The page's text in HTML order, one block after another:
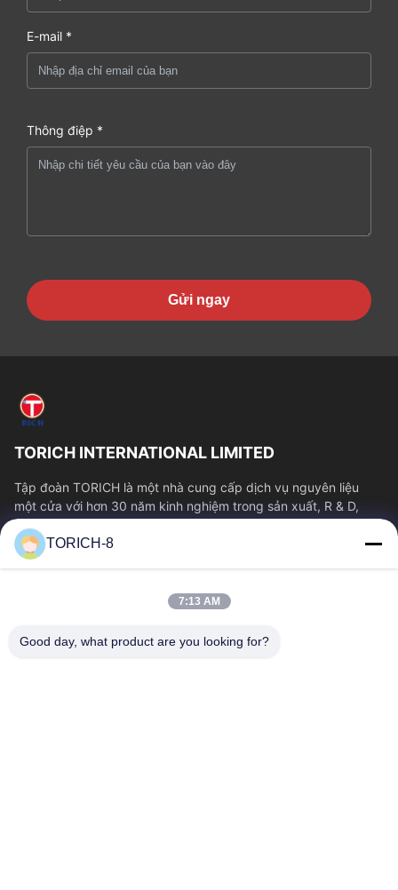
E-mail *
Thông điệp *
Gửi ngay
TORICH INTERNATIONAL LIMITED
Tập đoàn TORICH là một nhà cung cấp dịch vụ nguyên liệu
một cửa với hơn 30 năm kinh nghiệm trong sản xuất, R & D,
thương mại, kho và chế biến tùy...
Liên Kết Nhanh
Về Chúng Tôi
Tham Quan Nhà Máy
Kiểm Soát Chất Lượng
TORICH-8
7:13 AM
Good day, what product are you looking for?